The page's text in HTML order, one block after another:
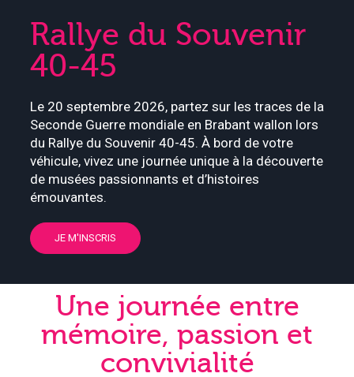
Rallye du Souvenir
40-45
Le 20 septembre 2026, partez sur les traces de la
Seconde Guerre mondiale en Brabant wallon lors
du Rallye du Souvenir 40-45. À bord de votre
véhicule, vivez une journée unique à la découverte
de musées passionnants et d’histoires
émouvantes.
JE M'INSCRIS
Une journée entre
mémoire, passion et
convivialité